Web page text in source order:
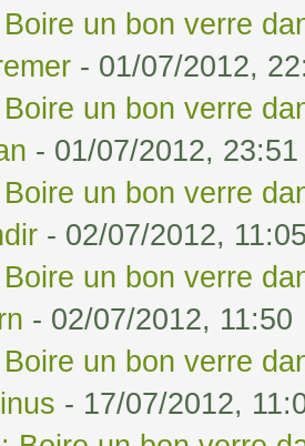
un bon verre
- 01/07/2012,
un bon verre
- 01/07/2012, 23:51
un bon verre
- 02/07/2012,
un bon verre
- 02/07/2012, 11:50
un bon verre
- 17/07/2012,